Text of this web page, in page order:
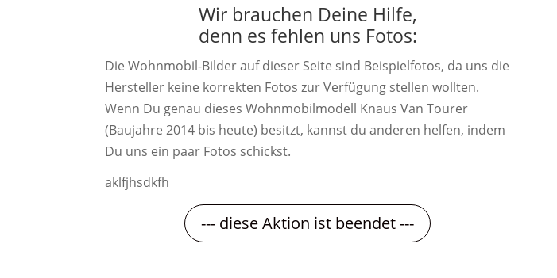
Wir brauchen Deine Hilfe,
denn es fehlen uns Fotos:
Die Wohnmobil-Bilder auf dieser Seite sind Beispielfotos, da uns die
Hersteller keine korrekten Fotos zur Verfügung stellen wollten.
Wenn Du genau dieses Wohnmobilmodell Knaus Van Tourer
(Baujahre 2014 bis heute) besitzt, kannst du anderen helfen, indem
Du uns ein paar Fotos schickst.
aklfjhsdkfh
--- diese Aktion ist beendet ---